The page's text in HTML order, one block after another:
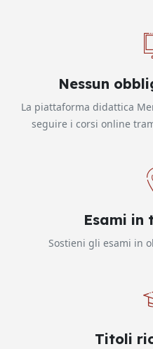
Nessun
La piattaforma didattica
seguire i corsi online
Esami
Sostieni gli esami in
Titoli